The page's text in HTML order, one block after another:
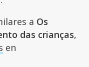
a Os
das crianças,
en